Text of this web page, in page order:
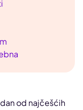
od najčešćih